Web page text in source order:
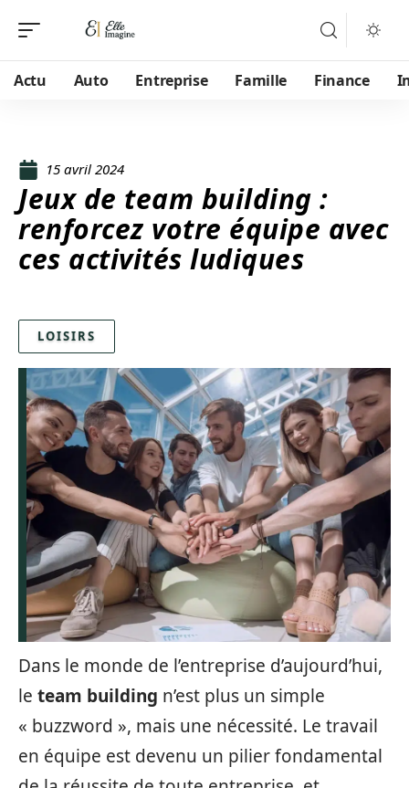
Actu Auto Entreprise Famille Finance
15 avril 2024
Jeux de team building :
renforcez votre équipe avec
ces activités ludiques
LOISIRS
Dans le monde de l’entreprise d’aujourd’hui,
le team building n’est plus un simple
« buzzword », mais une nécessité. Le travail
en équipe est devenu un pilier fondamental